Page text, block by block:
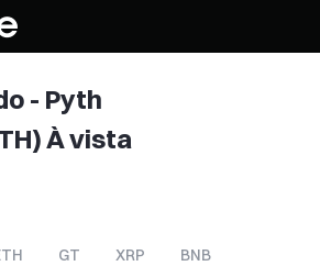
- Pyth
À vista
GT XRP
BNB